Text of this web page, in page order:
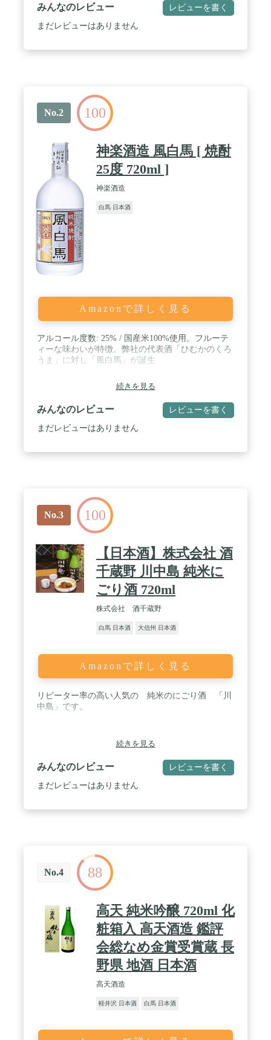
みんなのレビュー レビューを書く
まだレビューはありません
No.2 100
神楽酒造 風白馬 [ 焼酎
25度 720ml ]
神楽酒造
白馬 日本酒
Amazonで詳しく見る
アルコール度数: 25% / 国産米100%使用。フルーテ
ィーな味わいが特徴。弊社の代表酒「ひむかのくろ
うま」に対し「風白馬」が誕生
続きを見る
みんなのレビュー レビューを書く
まだレビューはありません
No.3 100
【日本酒】株式会社 酒
千蔵野 川中島 純米に
ごり酒 720ml
株式会社 酒千蔵野
白馬 日本酒 大信州 日本酒
Amazonで詳しく見る
リピーター率の高い人気の 純米のにごり酒 「川
中島」です。
続きを見る
みんなのレビュー レビューを書く
まだレビューはありません
No.4 88
高天 純米吟醸 720ml 化
粧箱入 高天酒造 鑑評
会総なめ金賞受賞蔵 長
野県 地酒 日本酒
高天酒造
軽井沢 日本酒 白馬 日本酒